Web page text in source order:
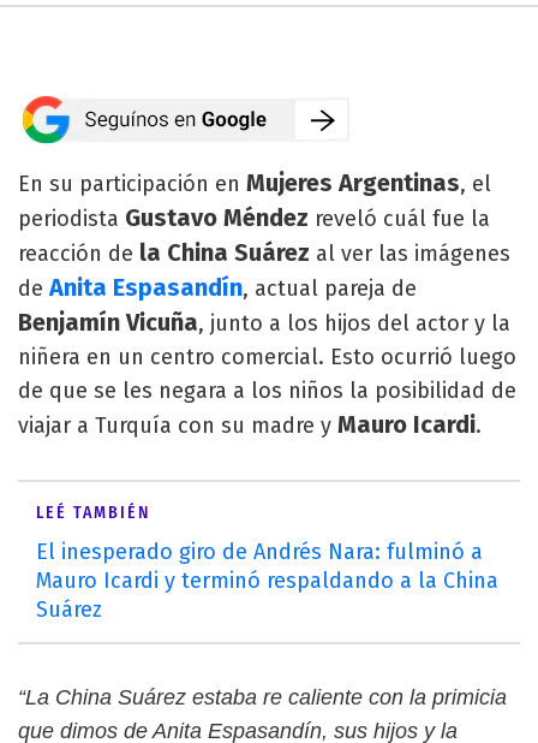
En su participación en Mujeres Argentinas, el
periodista Gustavo Méndez reveló cuál fue la
reacción de la China Suárez al ver las imágenes
deAnita Espasandín, actual pareja de
Benjamín Vicuña, junto a los hijos del actor y la
niñera en un centro comercial. Esto ocurrió luego
de que se les negara a los niños la posibilidad de
viajar a Turquía con su madre y Mauro Icardi.
LEÉ TAMBIÉN
El inesperado giro de Andrés Nara: fulminó a
Mauro Icardi y terminó respaldando a la China
Suárez
“La China Suárez estaba re caliente con la primicia
que dimos de Anita Espasandín, sus hijos y la